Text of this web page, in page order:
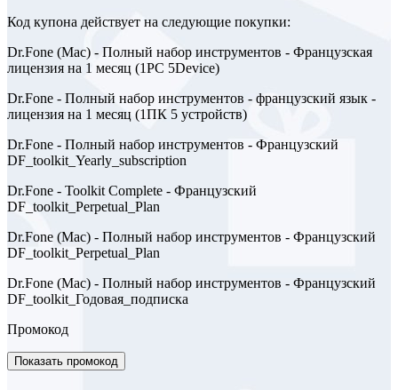
Код купона действует на следующие покупки:
Dr.Fone (Mac) - Полный набор инструментов - Французская
лицензия на 1 месяц (1PC 5Device)
Dr.Fone - Полный набор инструментов - французский язык -
лицензия на 1 месяц (1ПК 5 устройств)
Dr.Fone - Полный набор инструментов - Французский
DF_toolkit_Yearly_subscription
Dr.Fone - Toolkit Complete - Французский
DF_toolkit_Perpetual_Plan
Dr.Fone (Mac) - Полный набор инструментов - Французский
DF_toolkit_Perpetual_Plan
Dr.Fone (Mac) - Полный набор инструментов - Французский
DF_toolkit_Годовая_подписка
Промокод
Показать промокод